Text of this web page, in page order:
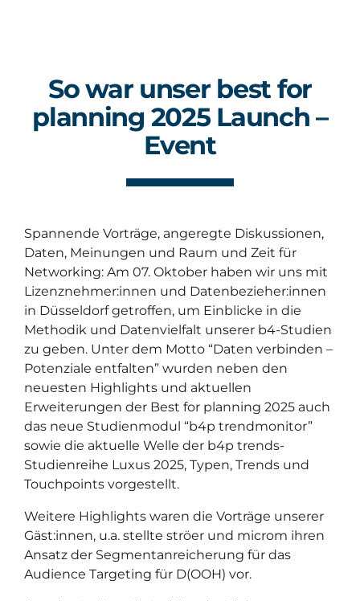
So war unser best for
planning 2025 Launch –
Event
Spannende Vorträge, angeregte Diskussionen,
Daten, Meinungen und Raum und Zeit für
Networking: Am 07. Oktober haben wir uns mit
Lizenznehmer:innen und Datenbezieher:innen
in Düsseldorf getroffen, um Einblicke in die
Methodik und Datenvielfalt unserer b4-Studien
zu geben. Unter dem Motto “Daten verbinden –
Potenziale entfalten” wurden neben den
neuesten Highlights und aktuellen
Erweiterungen der Best for planning 2025 auch
das neue Studienmodul “b4p trendmonitor”
sowie die aktuelle Welle der b4p trends-
Studienreihe Luxus 2025, Typen, Trends und
Touchpoints vorgestellt.
Weitere Highlights waren die Vorträge unserer
Gäst:innen, u.a. stellte ströer und microm ihren
Ansatz der Segmentanreicherung für das
Audience Targeting für D(OOH) vor.